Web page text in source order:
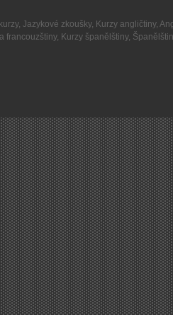
, Jazykové zkoušky, Kurzy angličtiny,
francouzštiny, Kurzy španělštiny,